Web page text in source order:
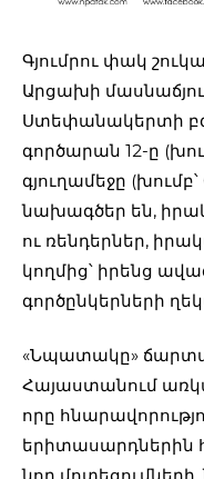
Գյումրու փակ
Արցախի
Ստեփանակերտի
գործարան 12-ը
գյուղամեջը
նախագծեր են,
ու ռենդերներ,
կողմից՝ իրենց
գործընկերների
«Նպատակը»
Հայաստանում
որը
երիտասարդներին